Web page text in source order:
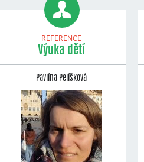
REFERENCE
Výuka dětí
Pavlína Pelíšková